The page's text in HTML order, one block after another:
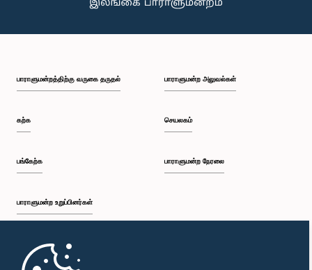
பாராளுமன்றத்திற்கு வருகை தருதல்
கற்க
பங்கேற்க
பாராளுமன்ற உறுப்பினர்கள்
முதற்பக்கம்
பாராளுமன்ற அலுவல்கள்
செயலகம்
பாராளுமன்ற நேரலை